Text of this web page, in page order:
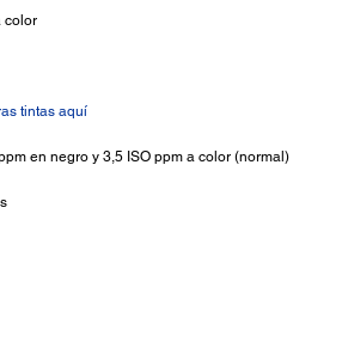
color
tintas aquí
en negro y 3,5 ISO ppm a color (normal)